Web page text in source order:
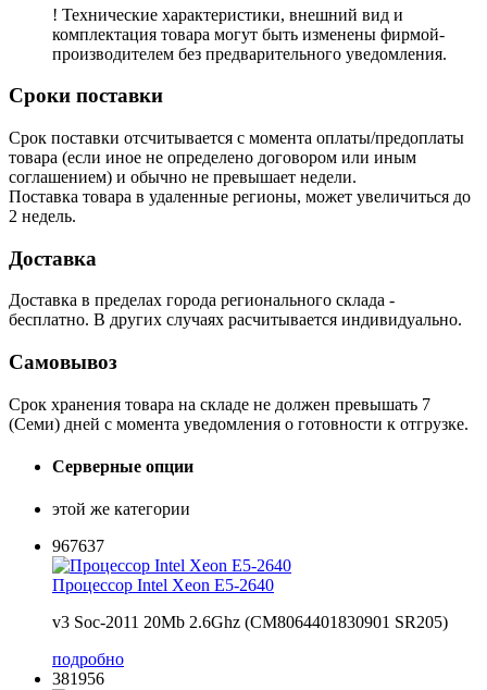
! Технические характеристики, внешний вид и
комплектация товара могут быть изменены фирмой-
производителем без предварительного уведомления.
Сроки поставки
Срок поставки отсчитывается с момента оплаты/предоплаты
товара (если иное не определено договором или иным
соглашением) и обычно не превышает недели.
Поставка товара в удаленные регионы, может увеличиться до
2 недель.
Доставка
Доставка в пределах города регионального склада -
бесплатно. В других случаях расчитывается индивидуально.
Самовывоз
Срок хранения товара на складе не должен превышать 7
(Семи) дней с момента уведомления о готовности к отгрузке.
Серверные опции
этой же категории
967637
Процессор Intel Xeon E5-2640
v3 Soc-2011 20Mb 2.6Ghz (CM8064401830901 SR205)
подробно
381956